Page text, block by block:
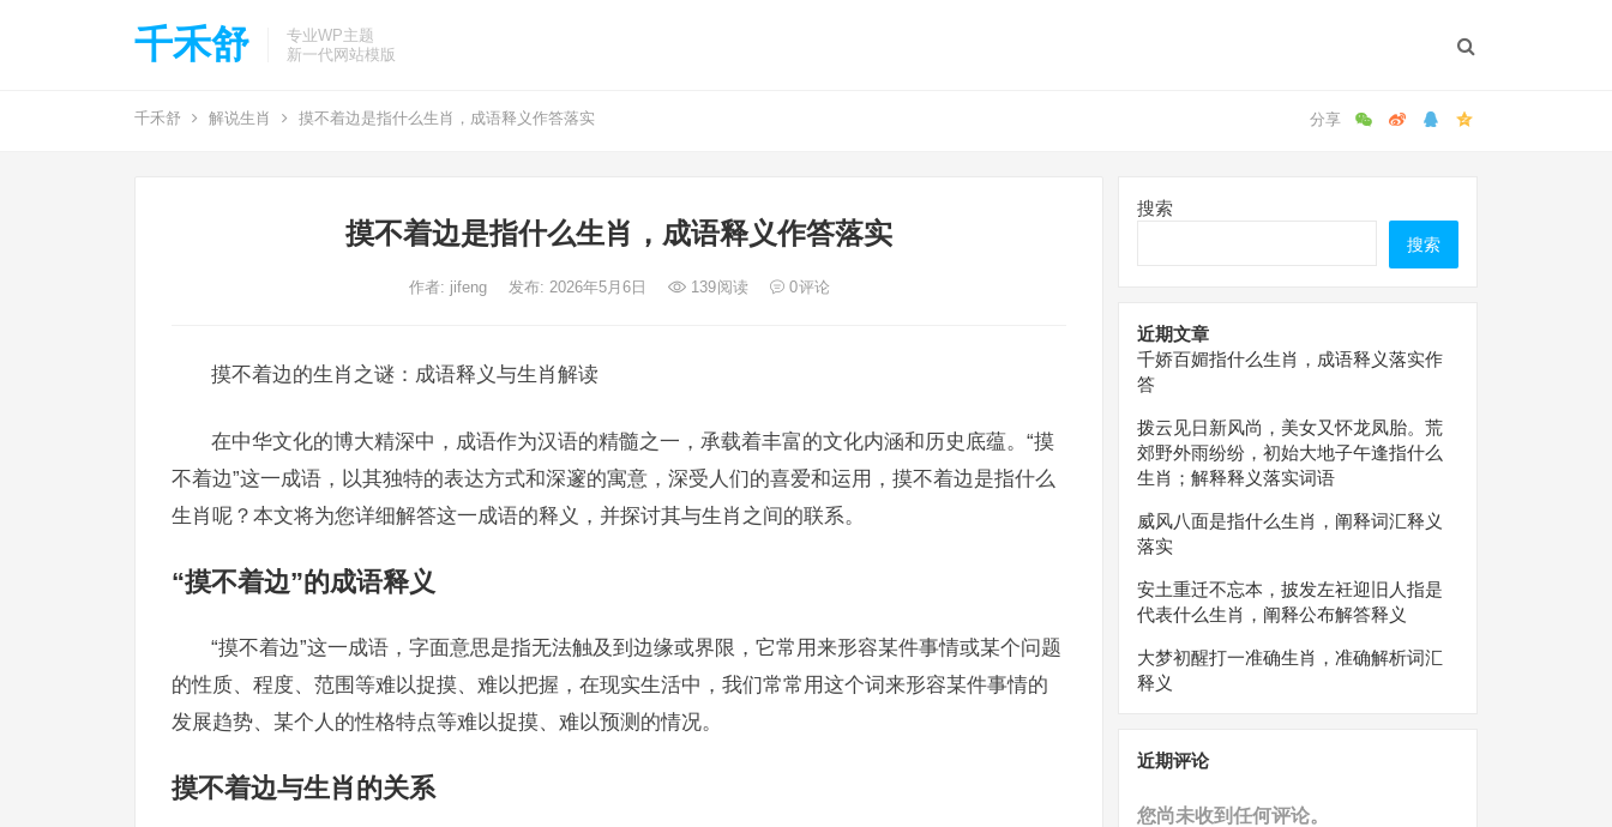
千禾舒
专业WP主题
新一代网站模版
千禾舒 解说生肖 摸不着边是指什么生肖，成语释义作答落实
摸不着边是指什么生肖，成语释义作答落实
作者: jifeng 发布: 2026年5月6日 139阅读 0评论
摸不着边的生肖之谜：成语释义与生肖解读
在中华文化的博大精深中，成语作为汉语的精髓之一，承载着丰富的文化内涵和历史底蕴。“摸
不着边”这一成语，以其独特的表达方式和深邃的寓意，深受人们的喜爱和运用，摸不着边是指什么
生肖呢？本文将为您详细解答这一成语的释义，并探讨其与生肖之间的联系。
“摸不着边”的成语释义
“摸不着边”这一成语，字面意思是指无法触及到边缘或界限，它常用来形容某件事情或某个问题
的性质、程度、范围等难以捉摸、难以把握，在现实生活中，我们常常用这个词来形容某件事情的
发展趋势、某个人的性格特点等难以捉摸、难以预测的情况。
摸不着边与生肖的关系
搜索
搜索
近期文章
千娇百媚指什么生肖，成语释义落实作
答
拨云见日新风尚，美女又怀龙凤胎。荒
郊野外雨纷纷，初始大地子午逢指什么
生肖；解释释义落实词语
威风八面是指什么生肖，阐释词汇释义
落实
安土重迁不忘本，披发左衽迎旧人指是
代表什么生肖，阐释公布解答释义
大梦初醒打一准确生肖，准确解析词汇
释义
近期评论
您尚未收到任何评论。